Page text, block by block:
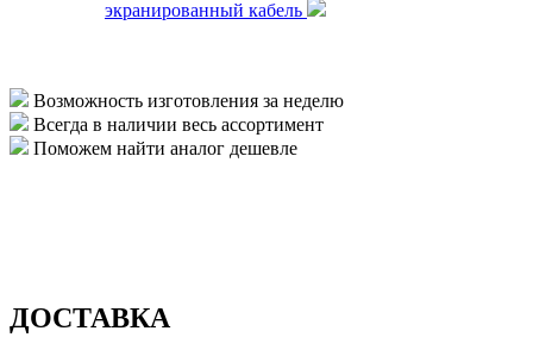
экранированный кабель
Возможность изготовления за неделю
Всегда в наличии весь ассортимент
Поможем найти аналог дешевле
ДОСТАВКА